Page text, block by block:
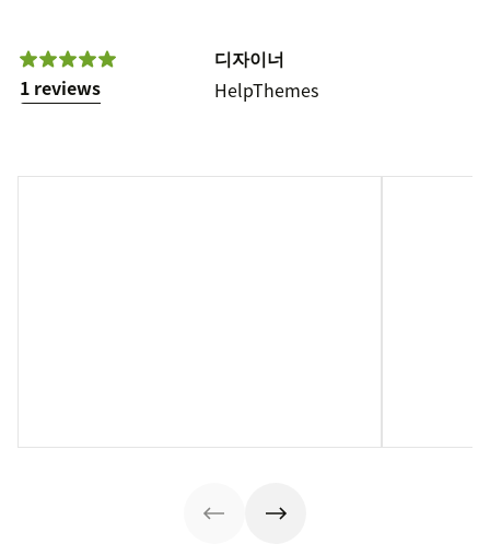
1 reviews
디자이너
HelpThemes